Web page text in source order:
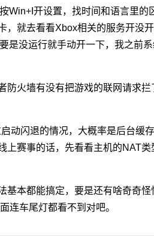
Win+I开设置，找时间和语言里的
就去看看Xbox相关的服务开没
没运行就手动开一下，我之前
防火墙有没有把游戏的联网请求
动闪退的情况，大概率是后台缓
赛事的话，先看看主机的NAT
基本都能搞定，要是还有啥奇奇
连车尾灯都看不到对吧。